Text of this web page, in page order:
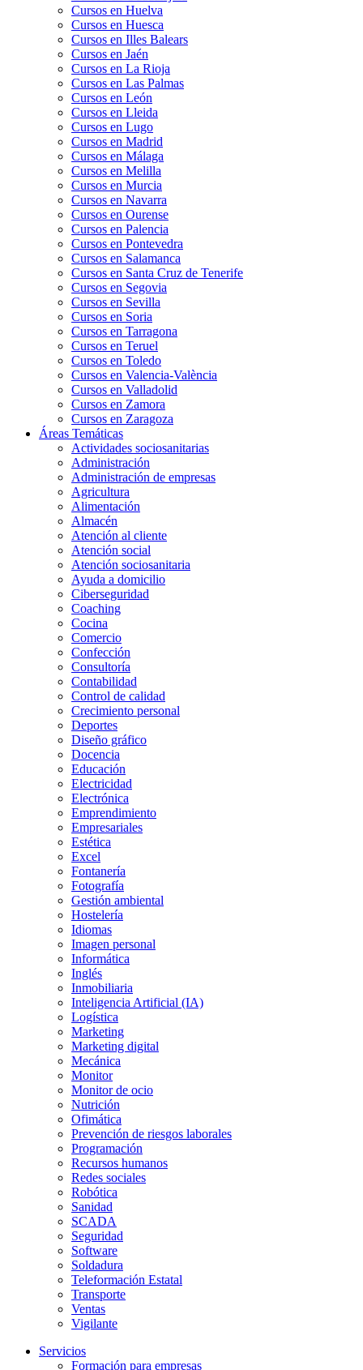
Cursos en Huelva
Cursos en Huesca
Cursos en Illes Balears
Cursos en Jaén
Cursos en La Rioja
Cursos en Las Palmas
Cursos en León
Cursos en Lleida
Cursos en Lugo
Cursos en Madrid
Cursos en Málaga
Cursos en Melilla
Cursos en Murcia
Cursos en Navarra
Cursos en Ourense
Cursos en Palencia
Cursos en Pontevedra
Cursos en Salamanca
Cursos en Santa Cruz de Tenerife
Cursos en Segovia
Cursos en Sevilla
Cursos en Soria
Cursos en Tarragona
Cursos en Teruel
Cursos en Toledo
Cursos en Valencia-València
Cursos en Valladolid
Cursos en Zamora
Cursos en Zaragoza
Áreas Temáticas
Actividades sociosanitarias
Administración
Administración de empresas
Agricultura
Alimentación
Almacén
Atención al cliente
Atención social
Atención sociosanitaria
Ayuda a domicilio
Ciberseguridad
Coaching
Cocina
Comercio
Confección
Consultoría
Contabilidad
Control de calidad
Crecimiento personal
Deportes
Diseño gráfico
Docencia
Educación
Electricidad
Electrónica
Emprendimiento
Empresariales
Estética
Excel
Fontanería
Fotografía
Gestión ambiental
Hostelería
Idiomas
Imagen personal
Informática
Inglés
Inmobiliaria
Inteligencia Artificial (IA)
Logística
Marketing
Marketing digital
Mecánica
Monitor
Monitor de ocio
Nutrición
Ofimática
Prevención de riesgos laborales
Programación
Recursos humanos
Redes sociales
Robótica
Sanidad
SCADA
Seguridad
Software
Soldadura
Teleformación Estatal
Transporte
Ventas
Vigilante
Servicios
Formación para empresas